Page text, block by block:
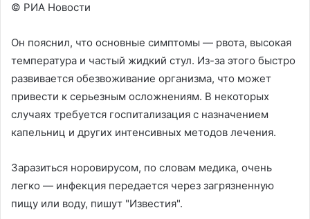
© РИА Новости
Он пояснил, что основные симптомы — рвота, высокая
температура и частый жидкий стул. Из-за этого быстро
развивается обезвоживание организма, что может
привести к серьезным осложнениям. В некоторых
случаях требуется госпитализация с назначением
капельниц и других интенсивных методов лечения.
Заразиться норовирусом, по словам медика, очень
легко — инфекция передается через загрязненную
пищу или воду, пишут "Известия".